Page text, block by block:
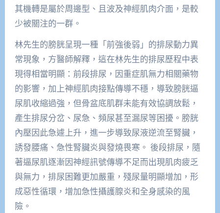
其機轉是屬於周邊型、且波及神經肌肉介面，是較
少被關注的一群。
林先生的膀胱呈現一種「前強後弱」的排尿動力異
常現象，方醫師解釋，這在林先生的排尿歷程中表
現得相當明顯：前段排尿，因重症肌無力相關藥物
的影響，加上神經肌肉接點傳導不穩，導致膀胱逼
尿肌收縮過強，但骨盆底肌群未能有效協調放鬆，
產生排尿分岔、尿急、頻尿甚至漏尿等困擾。膀胱
內壓因此急遽上升，進一步導致尿液逆流至腎臟，
誘發腰痛、急性腎臟炎與發燒畏寒。 後段排尿，隨
著逼尿肌逐漸因神經訊號傳導不足而出現肌肉疲乏
與無力，排尿困難更加嚴重，殘尿量明顯增加，形
成惡性循環，增加急性攝護腺炎和全身感染的風
險。